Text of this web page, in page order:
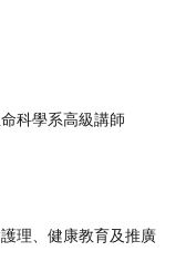
科學系高級講師
理、健康教育及推廣